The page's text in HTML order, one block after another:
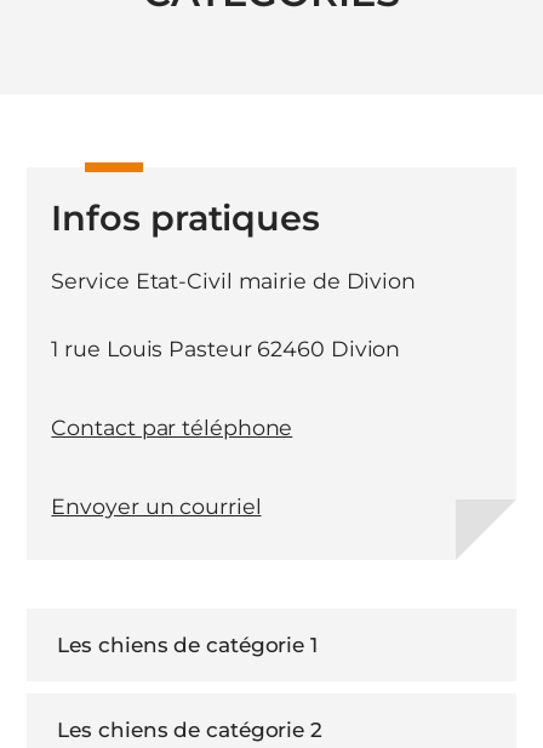
Infos pratiques
Service Etat-Civil mairie de Divion
1 rue Louis Pasteur 62460 Divion
Contact par téléphone
Envoyer un courriel
Les chiens de catégorie 1
Les chiens de catégorie 2